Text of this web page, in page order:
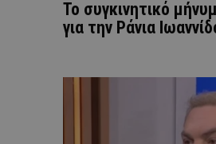
Το συγκινητικό
για την Ράνια